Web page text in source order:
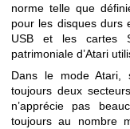
norme telle que
pour les disques durs
USB et les cartes
patrimoniale d’Atari
Dans le mode Atari,
toujours deux
n’apprécie pas
toujours au nombre